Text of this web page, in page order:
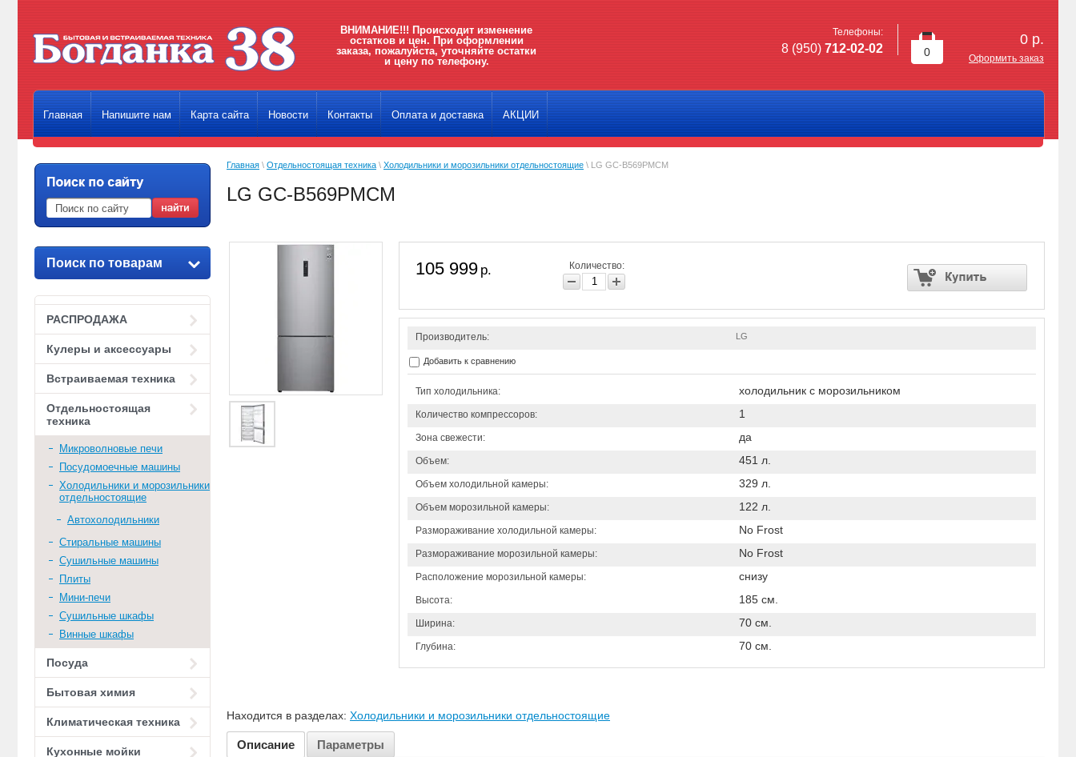
ВНИМАНИЕ!!! Происходит изменение
остатков и цен. При оформлении
заказа, пожалуйста, уточняйте остатки
и цену по телефону.
0
0 р.
Оформить заказ
Телефоны:
8 (950) 712-02-02
Главная Напишите нам Карта сайта Новости Контакты Оплата и доставка АКЦИИ
Поиск по товарам
РАСПРОДАЖА
Кулеры и аксессуары
Встраиваемая техника
Отдельностоящая
техника
Микроволновые печи
Посудомоечные машины
Холодильники и морозильники
отдельностоящие
Автохолодильники
Стиральные машины
Сушильные машины
Плиты
Мини-печи
Сушильные шкафы
Винные шкафы
Посуда
Бытовая химия
Климатическая техника
Кухонные мойки
Главная \ Отдельностоящая техника \ Холодильники и морозильники отдельностоящие \ LG GC-B569PMCM
LG GC-B569PMCM
105 999 р. Количество:
Производитель: LG
Добавить к сравнению
Тип холодильника: холодильник с морозильником
Количество компрессоров: 1
Зона свежести: да
Объем: 451 л.
Объем холодильной камеры: 329 л.
Объем морозильной камеры: 122 л.
Размораживание холодильной камеры: No Frost
Размораживание морозильной камеры: No Frost
Расположение морозильной камеры: снизу
Высота: 185 см.
Ширина: 70 см.
Глубина: 70 см.
Находится в разделах: Холодильники и морозильники отдельностоящие
Описание Параметры